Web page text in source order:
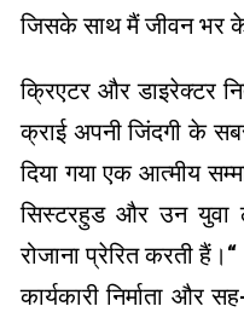
जिसके साथ मैं जीवन भर
क्रिएटर और डाइरेक्टर
क्राई अपनी जिंदगी के
दिया गया एक आत्मीय
सिस्टरहुड और उन युवा
रोजाना प्रेरित करती हैं।“
कार्यकारी निर्माता और